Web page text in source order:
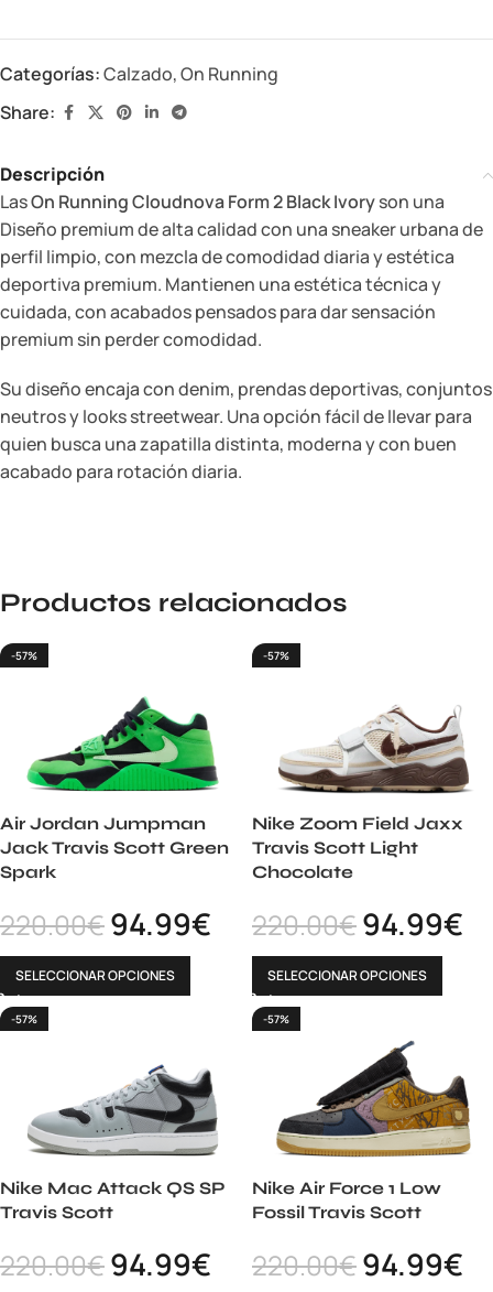
Categorías:Calzado,On Running
Share:
Descripción
LasOn Running Cloudnova Form 2 Black Ivoryson una
Diseño premium de alta calidad con una sneaker urbana de
perfil limpio, con mezcla de comodidad diaria y estética
deportiva premium. Mantienen una estética técnica y
cuidada, con acabados pensados para dar sensación
premium sin perder comodidad.
Su diseño encaja con denim, prendas deportivas, conjuntos
neutros y looks streetwear. Una opción fácil de llevar para
quien busca una zapatilla distinta, moderna y con buen
acabado para rotación diaria.
Productos relacionados
-57%
Air Jordan Jumpman
Jack Travis Scott Green
Spark
220.00€94.99€
SELECCIONAR OPCIONES
-57%
Nike Zoom Field Jaxx
Travis Scott Light
Chocolate
220.00€94.99€
SELECCIONAR OPCIONES
-57%
Nike Mac Attack QS SP
Travis Scott
220.00€94.99€
-57%
Nike Air Force 1 Low
Fossil Travis Scott
220.00€94.99€